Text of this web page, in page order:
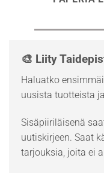
🎨 Liity
Haluatko
uusista tuotteista
Sisäpiiriläisenä
uutiskirjeen. Saat
tarjouksia, joita ei